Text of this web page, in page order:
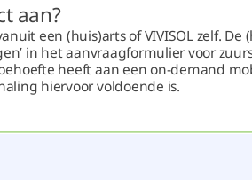
aan?
een (huis)arts of VIVISOL zelf.
in het aanvraagformulier voor
heeft aan een on-demand
hiervoor voldoende is.